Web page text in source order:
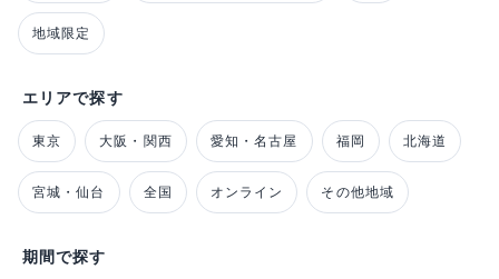
地域限定
エリアで探す
東京 大阪・関西 愛知・名古屋 福岡 北海道
宮城・仙台 全国 オンライン その他地域
期間で探す